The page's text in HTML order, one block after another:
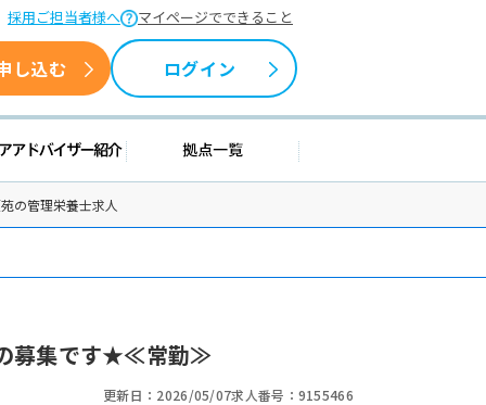
採用ご担当者様へ マイページでできること
し込む ログイン
報 キャリアアドバイザー紹介 拠点一覧
の管理栄養士求人
の募集です★≪常勤≫
更新日：2026/05/07求人番号：9155466